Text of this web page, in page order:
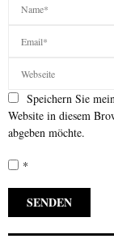
Speichern Sie
Website in diesem
abgeben möchte.
*